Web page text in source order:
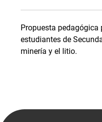
Propuesta pedagógica
estudiantes de
minería y el litio.